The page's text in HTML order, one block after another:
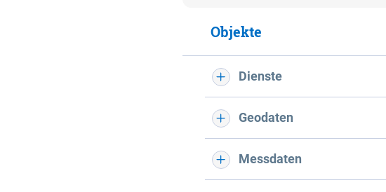
Objekte
Dienste
Geodaten
Messdaten